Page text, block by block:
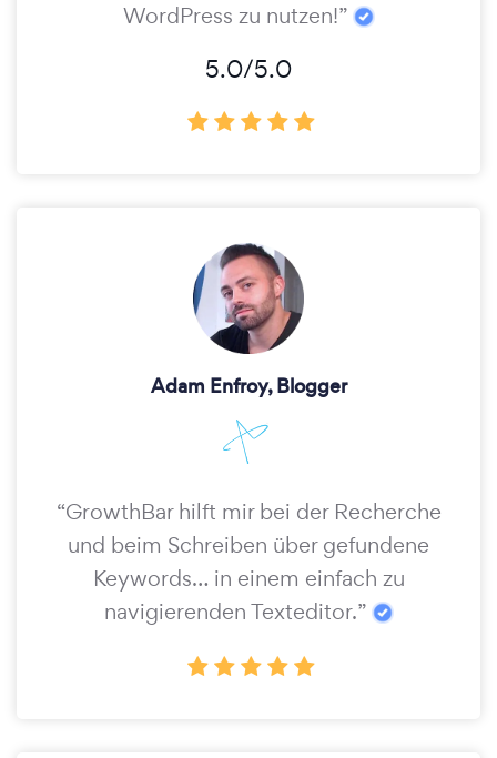
WordPress zu nutzen!”
5.0/5.0
Adam Enfroy, Blogger
“GrowthBar hilft mir bei der Recherche
und beim Schreiben über gefundene
Keywords… in einem einfach zu
navigierenden Texteditor.”